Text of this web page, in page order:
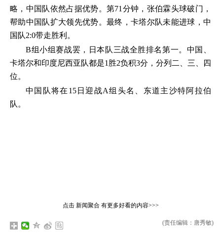
略，中国队依然占据优势。第71分钟，张伯霖头球破门，
帮助中国队扩大领先优势。最终，卡塔尔队未能进球，中
国队2:0带走胜利。
B组小组赛战罢，日本队三战全胜排名第一。中国、
卡塔尔和印度尼西亚队都是1胜2负积3分，分列二、三、四
位。
中国队将在15日迎战A组头名、东道主沙特阿拉伯
队。
点击 新闻聚合有更多好看的内容>>>
(责任编辑：唐秀敏)